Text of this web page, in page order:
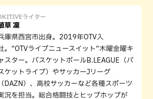
ライター
草 凜
庫県西宮市出身。2019年OTV入
。“OTVライブニュースイット“木曜金曜キ
スター。バスケットボールB.LEAGUE（バ
ケットライブ）やサッカーJリーグ
（DAZN）、高校サッカーなど各種スポーツ
況を担当。総合格闘技とヒップホップが